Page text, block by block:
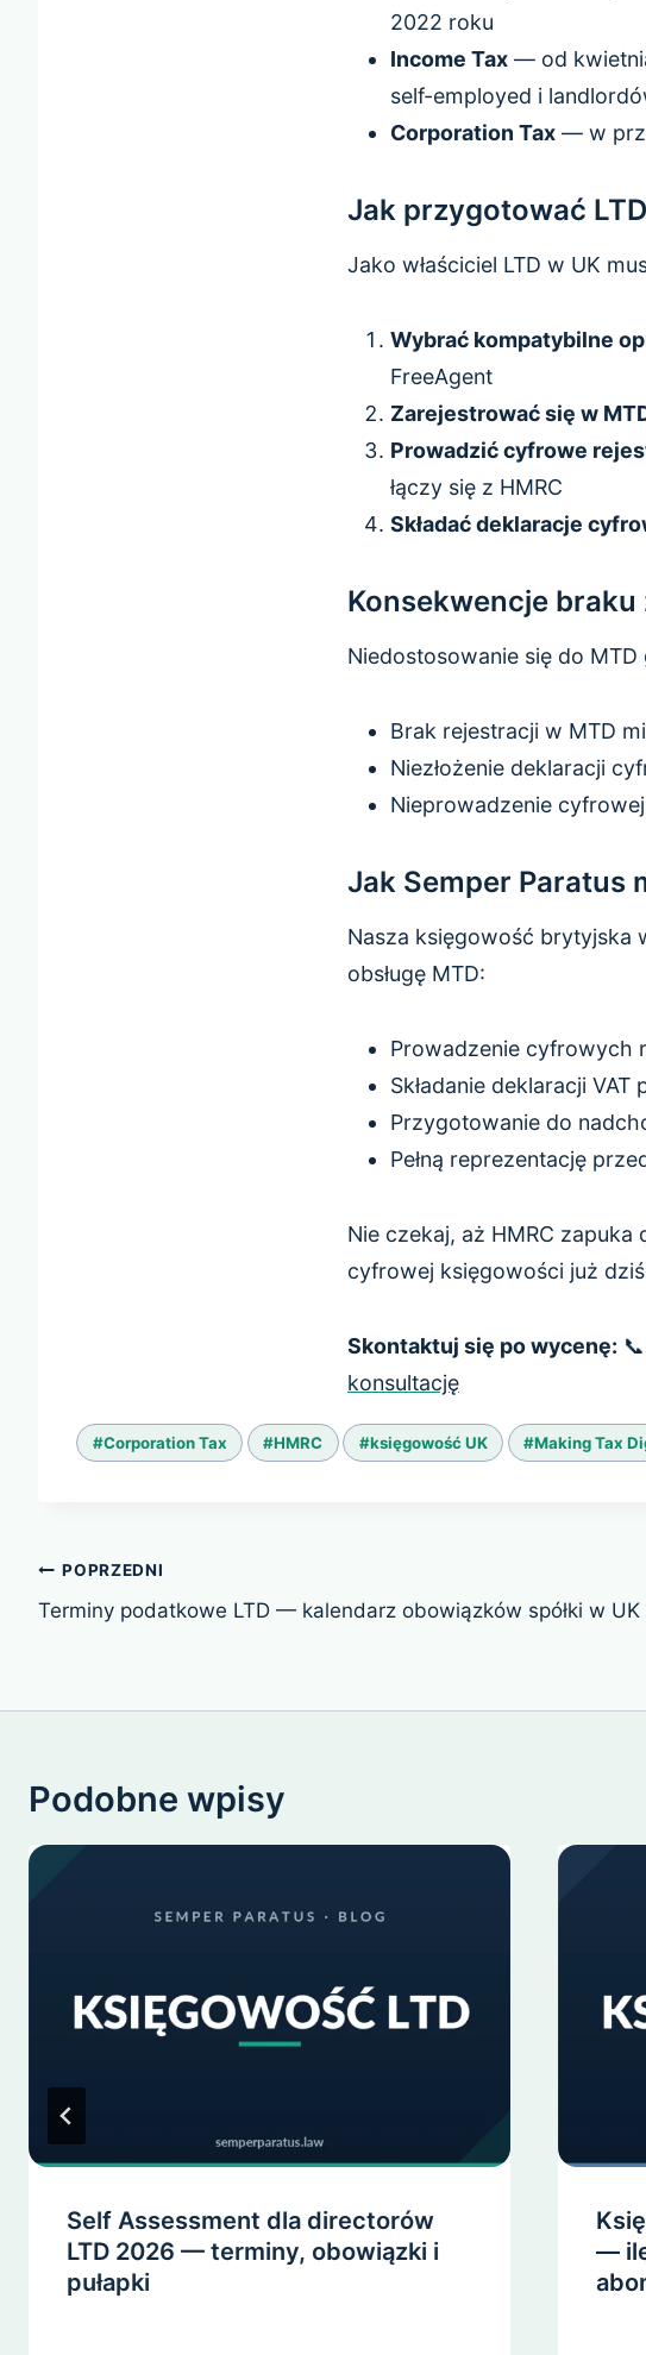
2022 roku
Income Tax— od
self-employed i
Corporation Tax— w
Jak przygotować
Jako właściciel LTD w UK
Wybrać kompatybilne
FreeAgent
Zarejestrować się w
Prowadzić cyfrowe
łączy się z HMRC
Składać deklaracje
Konsekwencje
Niedostosowanie się do
Brak rejestracji w MTD
Niezłożenie deklaracji
Nieprowadzenie
Jak Semper Paratus
Nasza księgowość brytyjska
obsługę MTD:
Prowadzenie cyfrowych
Składanie deklaracji
Przygotowanie do
Pełną reprezentację
Nie czekaj, aż HMRC
cyfrowej księgowości już
Skontaktuj się po wycenę:
konsultację
Tagi
wpisu:
#Corporation Tax #HMRC #księgowość UK #Making Tax
Nawigacja
wpisu
POPRZEDNI
Terminy podatkowe LTD — kalendarz obowiązków spółki w
Podobne wpisy
Self Assessment dla directorów
LTD 2026 — terminy, obowiązki i
pułapki
—